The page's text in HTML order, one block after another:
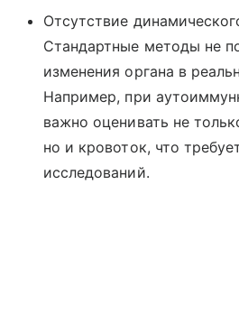
Отсутствие
Стандартные методы не
изменения органа в
Например, при
важно оценивать не
но и кровоток, что
исследований.